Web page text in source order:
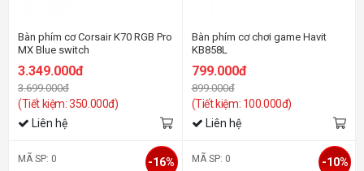
Bàn phím cơ Corsair K70 RGB Pro
MX Blue switch
3.349.000đ
3.699.000đ
(Tiết kiệm: 350.000đ)
Liên hệ
Bàn phím cơ chơi game Havit
KB858L
799.000đ
899.000đ
(Tiết kiệm: 100.000đ)
Liên hệ
MÃ SP: 0 -16% MÃ SP: 0 -10%